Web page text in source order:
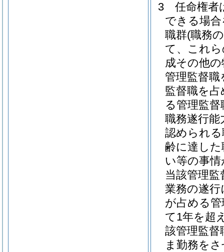
3
任命権者
できる場
職群(職務
て、これ
成その他
管理監督
監督職を
る管理監
職務遂行
認められる
齢に達し
い等の事
当該管理
業務の遂
が占める
て1年を超
該管理監
ま勤務を